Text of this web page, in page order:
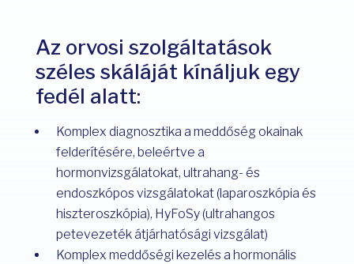
Az orvosi szolgáltatások
széles skáláját kínáljuk egy
fedél alatt:
Komplex diagnosztika a meddőség okainak
felderítésére, beleértve a
hormonvizsgálatokat, ultrahang- és
endoszkópos vizsgálatokat (laparoszkópia és
hiszteroszkópia), HyFoSy (ultrahangos
petevezeték átjárhatósági vizsgálat)
Komplex meddőségi kezelés a hormonális